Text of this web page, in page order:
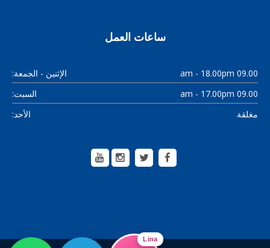
ساعات العمل
الإثنين - الجمعة:
09.00 am - 18.00pm
السبت:
09.00 am - 17.00pm
الأحد:
مغلقة
Lina